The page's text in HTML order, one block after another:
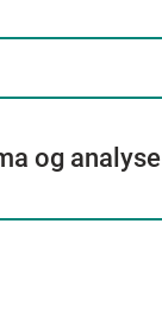
og analyse